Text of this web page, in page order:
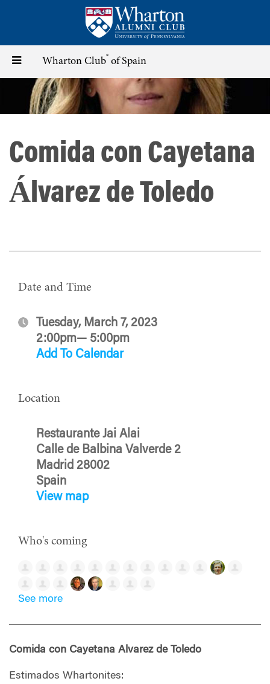
content
Toggle
navigation
Wharton Club® of Spain
Comida con Cayetana
Álvarez de Toledo
Date and Time
Tuesday, March 7, 2023
2:00pm— 5:00pm
Add To Calendar
Location
Restaurante Jai Alai
Calle de Balbina Valverde 2
Madrid 28002
Spain
View map
Who's coming
See more
Comida con Cayetana Alvarez de Toledo
Estimados Whartonites: